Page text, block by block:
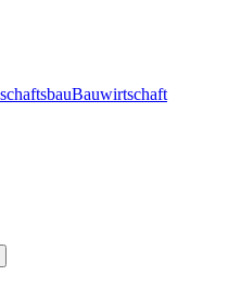
Bauwirtschaft